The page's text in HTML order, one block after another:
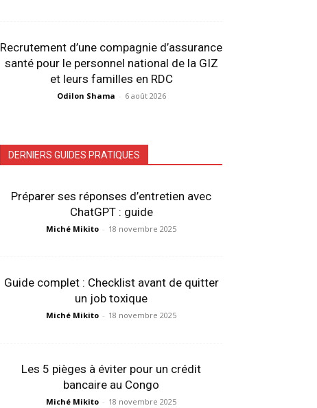
Recrutement d’une compagnie d’assurance
santé pour le personnel national de la GIZ
et leurs familles en RDC
Odilon Shama - 6 août 2026
DERNIERS GUIDES PRATIQUES
Préparer ses réponses d’entretien avec
ChatGPT : guide
Miché Mikito - 18 novembre 2025
Guide complet : Checklist avant de quitter
un job toxique
Miché Mikito - 18 novembre 2025
Les 5 pièges à éviter pour un crédit
bancaire au Congo
Miché Mikito - 18 novembre 2025